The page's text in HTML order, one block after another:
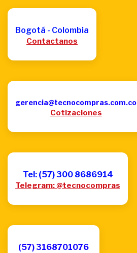
Bogotá - Colombia
Contactanos
gerencia@tecnocompras.com.co
Cotizaciones
Tel: (57) 300 8686914
Telegram: @tecnocompras
(57) 3168701076